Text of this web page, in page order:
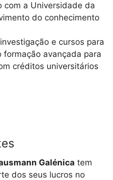
com a Universidade da
do conhecimento
e cursos para
formação avançada para
créditos universitários
Galénica tem
dos seus lucros no